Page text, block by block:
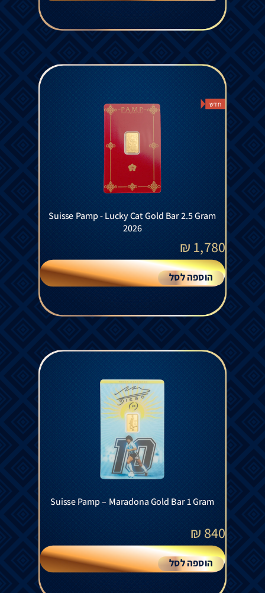
חדש
Suisse Pamp - Lucky Cat Gold Bar 2.5 Gram
2026
1,780
₪
הוספה לסל
Suisse Pamp – Maradona Gold Bar 1 Gram
840
₪
הוספה לסל